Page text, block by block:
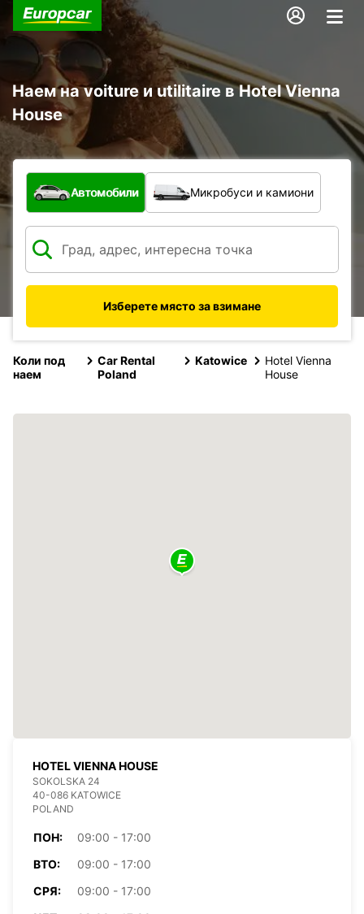
Наем на voiture и utilitaire в Hotel Vienna
House
С какво превозно средство?
Автомобили Микробуси и камиони
Изберете място за взимане
Коли под
наем
Car Rental
Poland
Katowice
Hotel Vienna
House
HOTEL VIENNA HOUSE
SOKOLSKA 24
40-086 KATOWICE
POLAND
ПОН:
09:00 - 17:00
ВТО:
09:00 - 17:00
СРЯ:
09:00 - 17:00